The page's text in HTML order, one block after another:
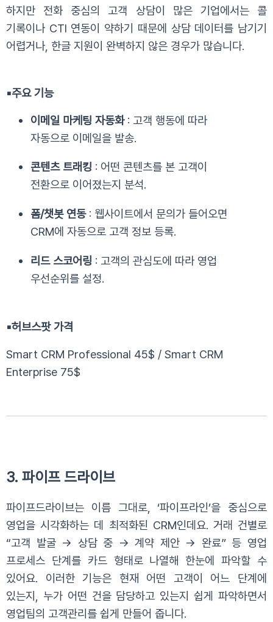
하지만 전화 중심의 고객 상담이 많은 기업에서는 콜
기록이나 CTI 연동이 약하기 때문에 상담 데이터를 남기기
어렵거나, 한글 지원이 완벽하지 않은 경우가 많습니다.
▪️주요 기능
이메일 마케팅 자동화: 고객 행동에 따라
자동으로 이메일을 발송.
콘텐츠 트래킹 : 어떤 콘텐츠를 본 고객이
전환으로 이어졌는지 분석.
폼/챗봇 연동: 웹사이트에서 문의가 들어오면
CRM에 자동으로 고객 정보 등록.
리드 스코어링 : 고객의 관심도에 따라 영업
우선순위를 설정.
▪️허브스팟 가격
Smart CRM Professional 45$ / Smart CRM
Enterprise 75$
3. 파이프 드라이브
파이프드라이브는 이름 그대로, ‘파이프라인’을 중심으로
영업을 시각화하는 데 최적화된 CRM인데요. 거래 건별로
“고객 발굴 → 상담 중 → 계약 제안 → 완료” 등 영업
프로세스 단계를 카드 형태로 나열해 한눈에 파악할 수
있어요. 이러한 기능은 현재 어떤 고객이 어느 단계에
있는지, 누가 어떤 건을 담당하고 있는지 쉽게 파악하면서
영업팀의 고객관리를 쉽게 만들어 줍니다.